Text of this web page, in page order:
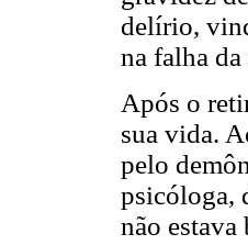
delírio,
na falha
Após o
sua vida.
pelo
psicóloga,
não